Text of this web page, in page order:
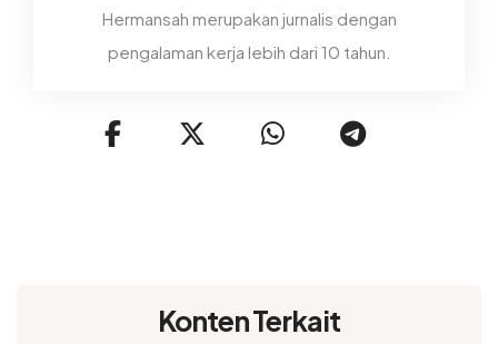
Hermansah merupakan jurnalis dengan
pengalaman kerja lebih dari 10 tahun.
Konten Terkait